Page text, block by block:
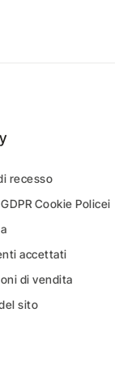
recesso
Cookie Policei
accettati
di vendita
sito